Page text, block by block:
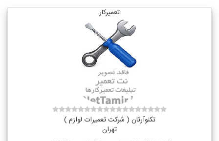
تعمیرکار
تکنوآرتان ( شرکت تعمیرات لوازم )
تهران